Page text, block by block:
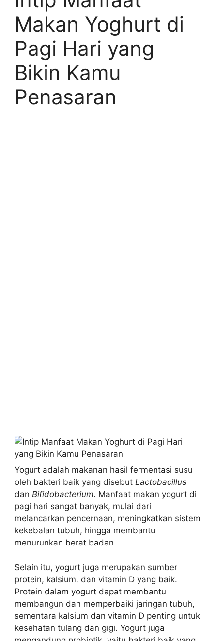
Makan Yoghurt di
Pagi Hari yang
Bikin Kamu
Penasaran
Yogurt adalah makanan hasil fermentasi susu
oleh bakteri baik yang disebut Lactobacillus
dan Bifidobacterium. Manfaat makan yogurt di
pagi hari sangat banyak, mulai dari
melancarkan pencernaan, meningkatkan sistem
kekebalan tubuh, hingga membantu
menurunkan berat badan.
Selain itu, yogurt juga merupakan sumber
protein, kalsium, dan vitamin D yang baik.
Protein dalam yogurt dapat membantu
membangun dan memperbaiki jaringan tubuh,
sementara kalsium dan vitamin D penting untuk
kesehatan tulang dan gigi. Yogurt juga